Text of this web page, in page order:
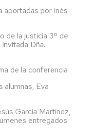
aportadas por Inés
de la justicia 3º de
Dña.
de la conferencia
alumnas, Eva
García Martínez,
entregados